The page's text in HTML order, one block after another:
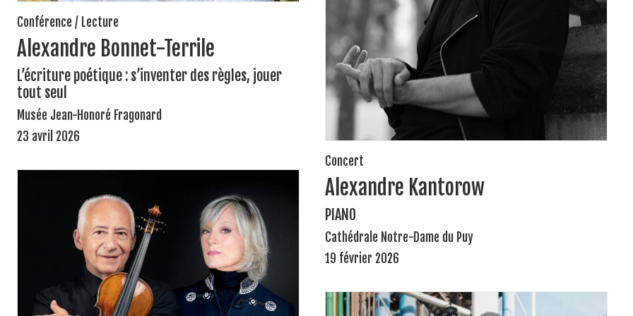
Conférence / Lecture
Alexandre Bonnet-Terrile
L’écriture poétique : s’inventer des règles, jouer
tout seul
Musée Jean-Honoré Fragonard
23 avril 2026
Concert
Alexandre Kantorow
PIANO
Cathédrale Notre-Dame du Puy
19 février 2026